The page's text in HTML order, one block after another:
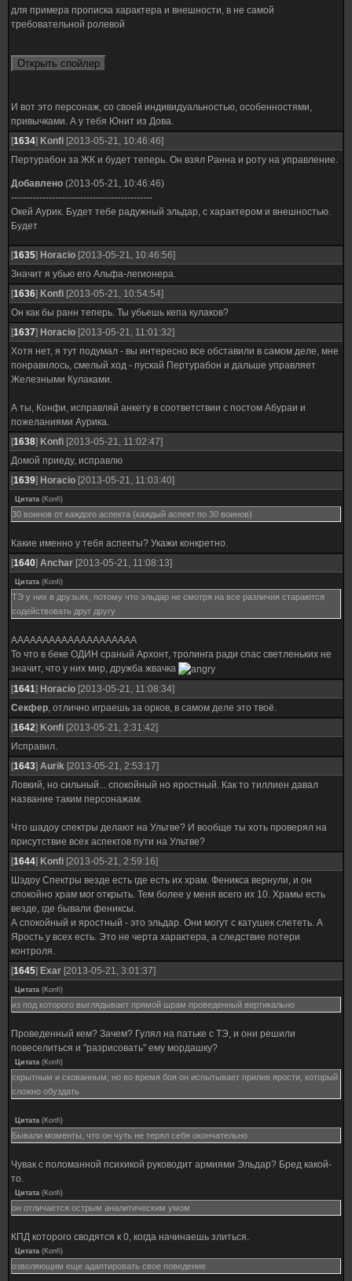
для примера прописка характера и внешности, в не самой
требовательной ролевой
И вот это персонаж, со своей индивидуальностью, особенностями,
привычками. А у тебя Юнит из Дова.
[1634] Konfi [2013-05-21, 10:46:46]
Пертурабон за ЖК и будет теперь. Он взял Ранна и роту на управление.
Добавлено (2013-05-21, 10:46:46)
---------------------------------------------
Окей Аурик. Будет тебе радужный эльдар, с характером и внешностью.
Будет
[1635] Horacio [2013-05-21, 10:46:56]
Значит я убью его Альфа-легионера.
[1636] Konfi [2013-05-21, 10:54:54]
Он как бы ранн теперь. Ты убьешь кепа кулаков?
[1637] Horacio [2013-05-21, 11:01:32]
Хотя нет, я тут подумал - вы интересно все обставили в самом деле, мне
понравилось, смелый ход - пускай Пертурабон и дальше управляет
Железными Кулаками.
А ты, Конфи, исправляй анкету в соответствии с постом Абураи и
пожеланиями Аурика.
[1638] Konfi [2013-05-21, 11:02:47]
Домой приеду, исправлю
[1639] Horacio [2013-05-21, 11:03:40]
Цитата (Konfi)
30 воинов от каждого аспекта (каждый аспект по 30 воинов)
Какие именно у тебя аспекты? Укажи конкретно.
[1640] Anchar [2013-05-21, 11:08:13]
Цитата (Konfi)
ТЭ у них в друзьях, потому что эльдар не смотря на все различия стараются
содействовать друг другу
АААААААААААААААААААА
То что в беке ОДИН сраный Архонт, тролинга ради спас светленьких не
значит, что у них мир, дружба жвачка
[1641] Horacio [2013-05-21, 11:08:34]
Секфер, отлично играешь за орков, в самом деле это твоё.
[1642] Konfi [2013-05-21, 2:31:42]
Исправил.
[1643] Aurik [2013-05-21, 2:53:17]
Ловкий, но сильный... спокойный но яростный. Как то тиллиен давал
название таким персонажам.
Что шадоу спектры делают на Ультве? И вообще ты хоть проверял на
присутствие всех аспектов пути на Ультве?
[1644] Konfi [2013-05-21, 2:59:16]
Шэдоу Спектры везде есть где есть их храм. Феникса вернули, и он
спокойно храм мог открыть. Тем более у меня всего их 10. Храмы есть
везде, где бывали фениксы.
А спокойный и яростный - это эльдар. Они могут с катушек слететь. А
Ярость у всех есть. Это не черта характера, а следствие потери
контроля.
[1645] Exar [2013-05-21, 3:01:37]
Цитата (Konfi)
из под которого выглядывает прямой шрам проведенный вертикально
Проведенный кем? Зачем? Гулял на патьке с ТЭ, и они решили
повеселиться и "разрисовать" ему мордашку?
Цитата (Konfi)
скрытным и скованным, но во время боя он испытывает прилив ярости, который
сложно обуздать
Цитата (Konfi)
Бывали моменты, что он чуть не терял себя окончательно
Чувак с поломанной психикой руководит армиями Эльдар? Бред какой-
то.
Цитата (Konfi)
он отличается острым аналитическим умом
КПД которого сводятся к 0, когда начинаешь злиться.
Цитата (Konfi)
озволяющим еще адаптировать свое поведение